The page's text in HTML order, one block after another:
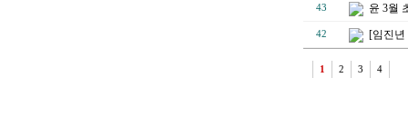
43 윤 3월
42 [임진년
1 2 3 4